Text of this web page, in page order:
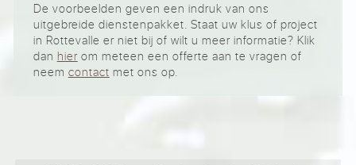
De voorbeelden geven een indruk van ons
uitgebreide dienstenpakket. Staat uw klus of project
in Rottevalle er niet bij of wilt u meer informatie? Klik
dan hierom meteen een offerte aan te vragen of
neem contact met ons op.